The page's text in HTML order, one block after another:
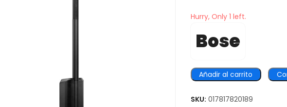
Hurry, Only 1 left.
Bose
Añadir al carrito
SKU: 017817820189